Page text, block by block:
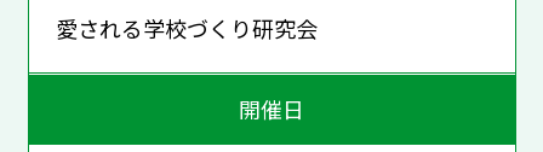
愛される学校づくり研究会
開催日